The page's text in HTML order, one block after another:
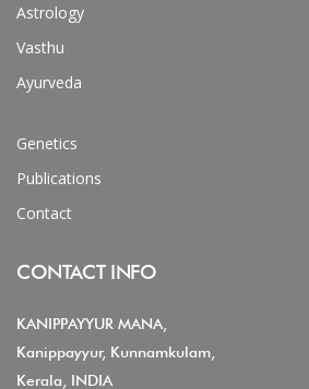
Astrology
Vasthu
Ayurveda
Genetics
Publications
Contact
CONTACT INFO
KANIPPAYYUR MANA,
Kanippayyur, Kunnamkulam,
Kerala, INDIA